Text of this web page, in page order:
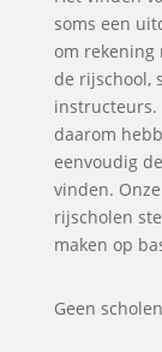
soms een
om rekening
de rijschool,
daarom
eenvoudig
vinden.
rijscholen
maken op
Geen